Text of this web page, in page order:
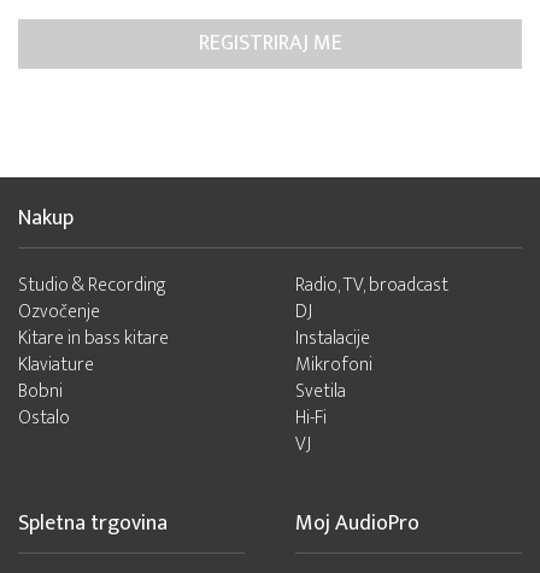
Nakup
Studio & Recording
Ozvočenje
Kitare in bass kitare
Klaviature
Bobni
Ostalo
Radio, TV, broadcast
DJ
Instalacije
Mikrofoni
Svetila
Hi-Fi
VJ
Spletna trgovina Moj AudioPro